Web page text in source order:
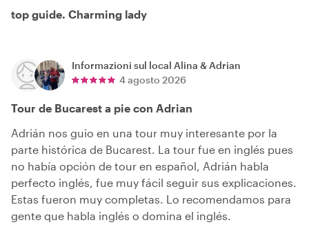
top guide. Charming lady
Informazioni sul local Alina & Adrian
4 agosto 2026
Tour de Bucarest a pie con Adrian
Adrián nos guio en una tour muy interesante por la
parte histórica de Bucarest. La tour fue en inglés pues
no había opción de tour en español, Adrián habla
perfecto inglés, fue muy fácil seguir sus explicaciones.
Estas fueron muy completas. Lo recomendamos para
gente que habla inglés o domina el inglés.